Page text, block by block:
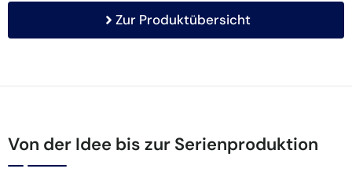
Zur Produktübersicht
Von der Idee bis zur Serienproduktion